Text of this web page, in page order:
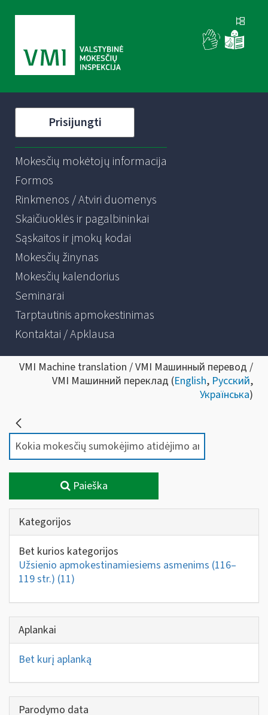
Prisijungti
Mokesčių mokėtojų informacija
Formos
Rinkmenos / Atviri duomenys
Skaičiuoklės ir pagalbininkai
Sąskaitos ir įmokų kodai
Mokesčių žinynas
Mokesčių kalendorius
Seminarai
Tarptautinis apmokestinimas
Kontaktai / Apklausa
VMI Machine translation / VMI Машинный перевод /
VMI Машинний переклад (English, Русский,
Українська)
Paieška
Kategorijos
Bet kurios kategorijos
Užsienio apmokestinamiesiems asmenims (116–
119 str.) (11)
Aplankai
Bet kurį aplanką
Parodymo data